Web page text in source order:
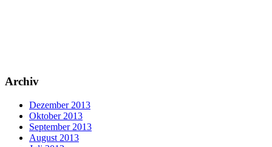
Archiv
Dezember 2013
Oktober 2013
September 2013
August 2013